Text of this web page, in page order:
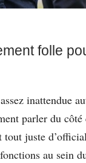
folle
inattendue
parler du
juste
au sein